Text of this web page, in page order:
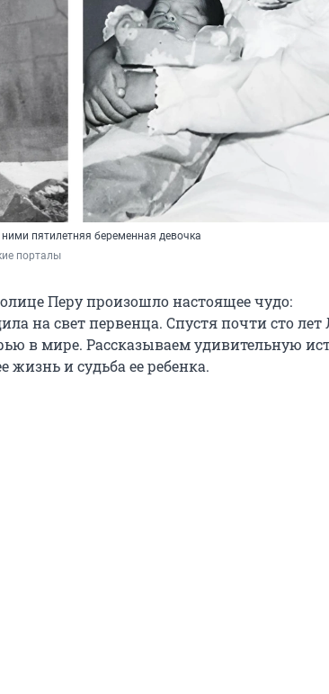
пятилетняя беременная девочка
порталы
Перу произошло настоящее чудо:
на свет первенца. Спустя почти сто лет
в мире. Рассказываем удивительную
жизнь и судьба ее ребенка.